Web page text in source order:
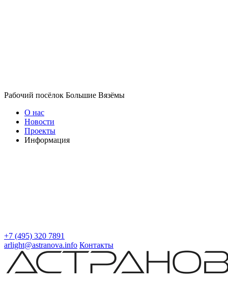
Рабочий посёлок Большие Вязёмы
О нас
Новости
Проекты
Информация
+7 (495) 320 7891
arlight@astranova.info Контакты